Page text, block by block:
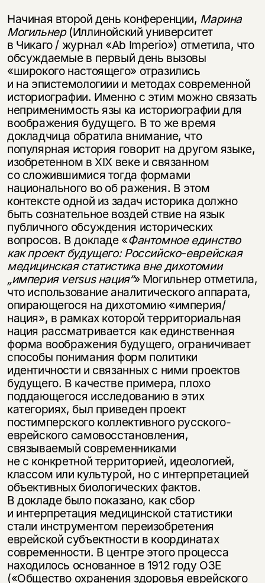
Начиная второй день конференции, Марина
Могильнер (Иллинойский университет
в Чикаго / журнал «Ab Imperio») отметила, что
обсуждаемые в первый день вызовы
«широкого настоящего» отразились
и на эпистемологиии и методах современной
историографии. Именно с этим можно связать
неприменимость язы ка историографии для
воображения будущего. В то же время
докладчица обратила внимание, что
популярная история говорит на другом языке,
изобретенном в XIX веке и связанном
со сложившимися тогда формами
национального во об ражения. В этом
контексте одной из задач историка должно
быть сознательное воздей ствие на язык
публичного обсуждения исторических
вопросов. В докладе «Фантомное единство
как проект будущего: Российско-еврейская
медицинская статистика вне дихотомии
„империя versus нация“» Могильнер отметила,
что использование аналитического аппарата,
опирающегося на дихотомию «империя/
нация», в рамках которой территориальная
нация рассматривается как единственная
форма воображения будущего, ограничивает
способы понимания форм политики
идентичности и связанных с ними проектов
будущего. В качестве примера, плохо
поддающегося исследованию в этих
категориях, был приведен проект
постимперского коллективного русского-
еврейского самовосстановления,
связываемый современниками
не с конкретной территорией, идеологией,
классом или культурой, но с интерпретацией
объективных биологических фактов.
В докладе было показано, как сбор
и интерпретация медицинской статистики
стали инструментом переизобретения
еврейской субъектности в координатах
современности. В центре этого процесса
находилось основанное в 1912 году ОЗЕ
(«Общество охранения здоровья еврейского